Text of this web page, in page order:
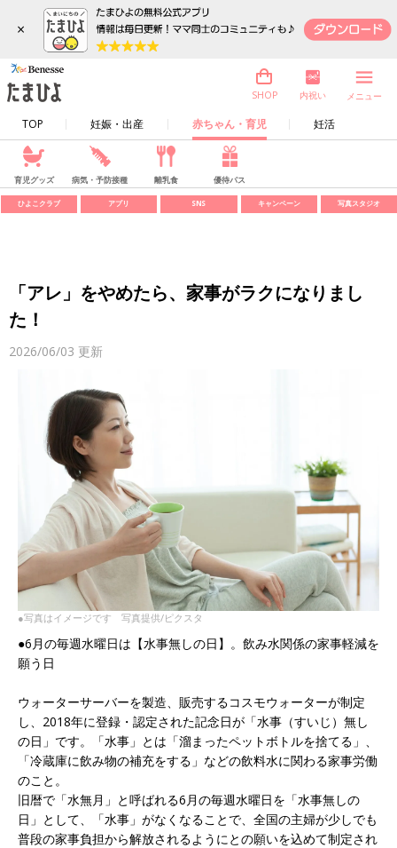
×
TOP 妊娠・出産 赤ちゃん・育児 妊活
SHOP 内祝い メニュー
育児グッズ 病気・予防接種 離乳食 優待パス
ひよこクラブ アプリ SNS キャンペーン 写真スタジオ
「アレ」をやめたら、家事がラクになりまし
た！
2026/06/03 更新
●写真はイメージです 写真提供/ピクスタ
●6月の毎週水曜日は【水事無しの日】。飲み水関係の家事軽減を
願う日
ウォーターサーバーを製造、販売するコスモウォーターが制定
し、2018年に登録・認定された記念日が「水事（すいじ）無し
の日」です。「水事」とは「溜まったペットボトルを捨てる」、
「冷蔵庫に飲み物の補充をする」などの飲料水に関わる家事労働
のこと。
旧暦で「水無月」と呼ばれる6月の毎週水曜日を「水事無しの
日」として、「水事」がなくなることで、全国の主婦が少しでも
普段の家事負担から解放されるようにとの願いを込めて制定され